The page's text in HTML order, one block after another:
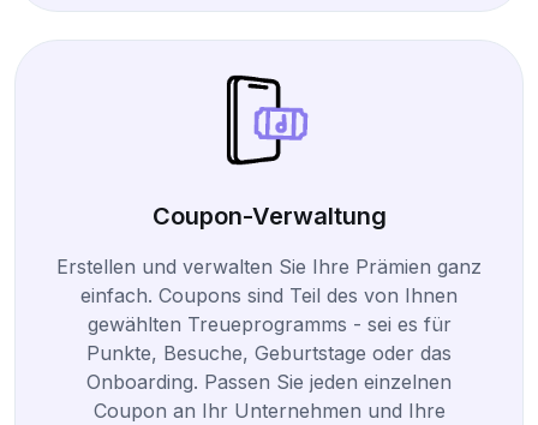
Coupon-Verwaltung
Erstellen und verwalten Sie Ihre Prämien ganz
einfach. Coupons sind Teil des von Ihnen
gewählten Treueprogramms - sei es für
Punkte, Besuche, Geburtstage oder das
Onboarding. Passen Sie jeden einzelnen
Coupon an Ihr Unternehmen und Ihre